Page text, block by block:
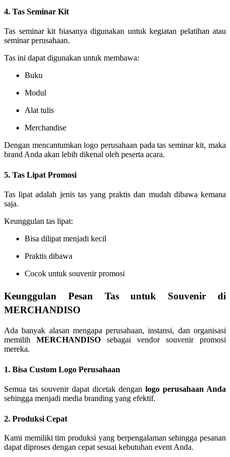
4. Tas Seminar Kit
Tas seminar kit biasanya digunakan untuk kegiatan pelatihan atau
seminar perusahaan.
Tas ini dapat digunakan untuk membawa:
Buku
Modul
Alat tulis
Merchandise
Dengan mencantumkan logo perusahaan pada tas seminar kit, maka
brand Anda akan lebih dikenal oleh peserta acara.
5. Tas Lipat Promosi
Tas lipat adalah jenis tas yang praktis dan mudah dibawa kemana
saja.
Keunggulan tas lipat:
Bisa dilipat menjadi kecil
Praktis dibawa
Cocok untuk souvenir promosi
Keunggulan Pesan Tas untuk Souvenir di
MERCHANDISO
Ada banyak alasan mengapa perusahaan, instansi, dan organisasi
memilih MERCHANDISO sebagai vendor souvenir promosi
mereka.
1. Bisa Custom Logo Perusahaan
Semua tas souvenir dapat dicetak dengan logo perusahaan Anda
sehingga menjadi media branding yang efektif.
2. Produksi Cepat
Kami memiliki tim produksi yang berpengalaman sehingga pesanan
dapat diproses dengan cepat sesuai kebutuhan event Anda.